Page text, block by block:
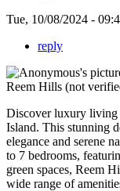
Tue, 10/08/2024 -
reply
Reem Hills (not
Discover luxury living
Island. This stunning
elegance and serene
to 7 bedrooms,
green spaces, Reem
wide range of